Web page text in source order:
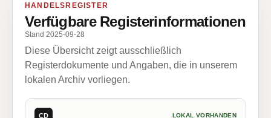
HANDELSREGISTER
Verfügbare Registerinformationen
Stand 2025-09-28
Diese Übersicht zeigt ausschließlich
Registerdokumente und Angaben, die in unserem
lokalen Archiv vorliegen.
CD LOKAL VORHANDEN